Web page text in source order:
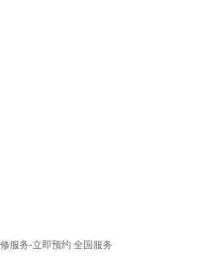
服务-立即预约 全国服务